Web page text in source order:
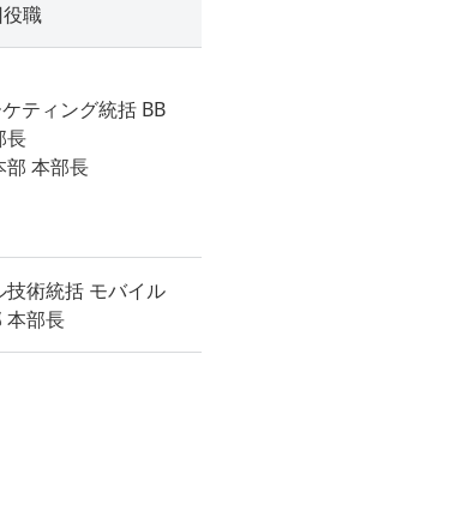
職
ティング統括 BB
長
部 本部長
術統括 モバイル
本部長